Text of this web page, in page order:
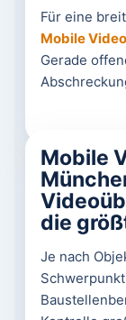
Für eine
Mobile
Gerade
Mobile
die
Je nach